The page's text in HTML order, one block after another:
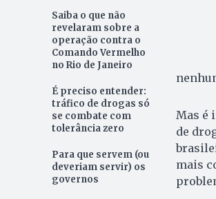
Saiba o que não
revelaram sobre a
operação contra o
Comando Vermelho
no Rio de Janeiro
É preciso entender:
tráfico de drogas só
se combate com
tolerância zero
Para que servem (ou
deveriam servir) os
governos
Mas é
de
mais